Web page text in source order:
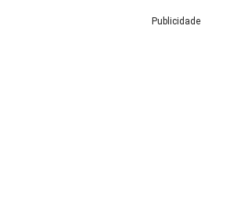
Publicidade